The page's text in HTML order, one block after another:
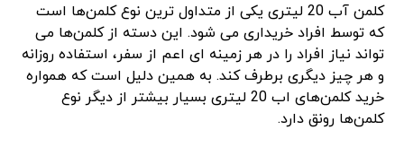
کلمن آب 20 لیتری یکی از متداول ترین نوع کلمن‌ها است
که توسط افراد خریداری می شود. این دسته از کلمن‌ها می
تواند نیاز افراد را در هر زمینه ای اعم از سفر، استفاده روزانه
و هر چیز دیگری برطرف کند. به همین دلیل است که همواره
خرید کلمن‌های اب 20 لیتری بسیار بیشتر از دیگر نوع
کلمن‌ها رونق دارد.